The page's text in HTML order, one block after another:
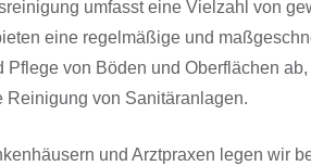
umfasst eine Vielzahl von
eine regelmäßige und
von Böden und Oberflächen
Reinigung von Sanitäranlagen.
und Arztpraxen legen wir